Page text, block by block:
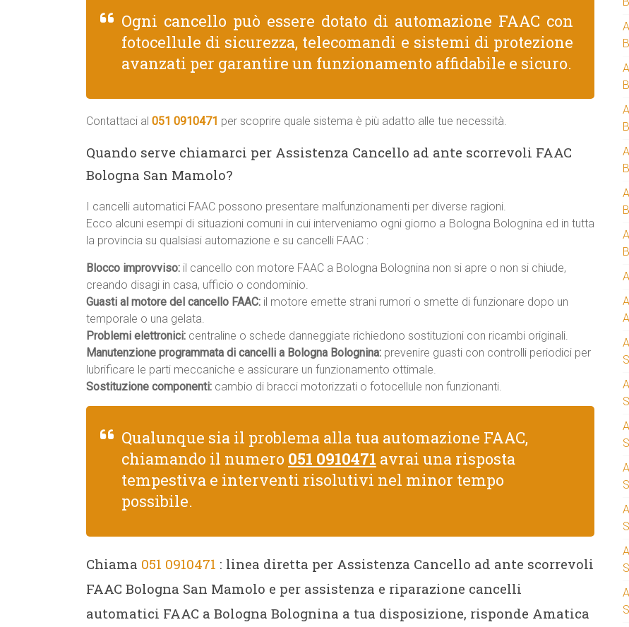
Ogni cancello può essere dotato di automazione FAAC con
fotocellule di sicurezza, telecomandi e sistemi di protezione
avanzati per garantire un funzionamento affidabile e sicuro.
Contattaci al 051 0910471 per scoprire quale sistema è più adatto alle tue necessità.
Quando serve chiamarci per Assistenza Cancello ad ante scorrevoli FAAC
Bologna San Mamolo?
I cancelli automatici FAAC possono presentare malfunzionamenti per diverse ragioni.
Ecco alcuni esempi di situazioni comuni in cui interveniamo ogni giorno a Bologna Bolognina ed in tutta
la provincia su qualsiasi automazione e su cancelli FAAC :
Blocco improvviso: il cancello con motore FAAC a Bologna Bolognina non si apre o non si chiude,
creando disagi in casa, ufficio o condominio.
Guasti al motore del cancello FAAC: il motore emette strani rumori o smette di funzionare dopo un
temporale o una gelata.
Problemi elettronici: centraline o schede danneggiate richiedono sostituzioni con ricambi originali.
Manutenzione programmata di cancelli a Bologna Bolognina: prevenire guasti con controlli periodici per
lubrificare le parti meccaniche e assicurare un funzionamento ottimale.
Sostituzione componenti: cambio di bracci motorizzati o fotocellule non funzionanti.
Qualunque sia il problema alla tua automazione FAAC,
chiamando il numero 051 0910471 avrai una risposta
tempestiva e interventi risolutivi nel minor tempo
possibile.
Chiama 051 0910471 : linea diretta per Assistenza Cancello ad ante scorrevoli
FAAC Bologna San Mamolo e per assistenza e riparazione cancelli
automatici FAAC a Bologna Bolognina a tua disposizione, risponde Amatica